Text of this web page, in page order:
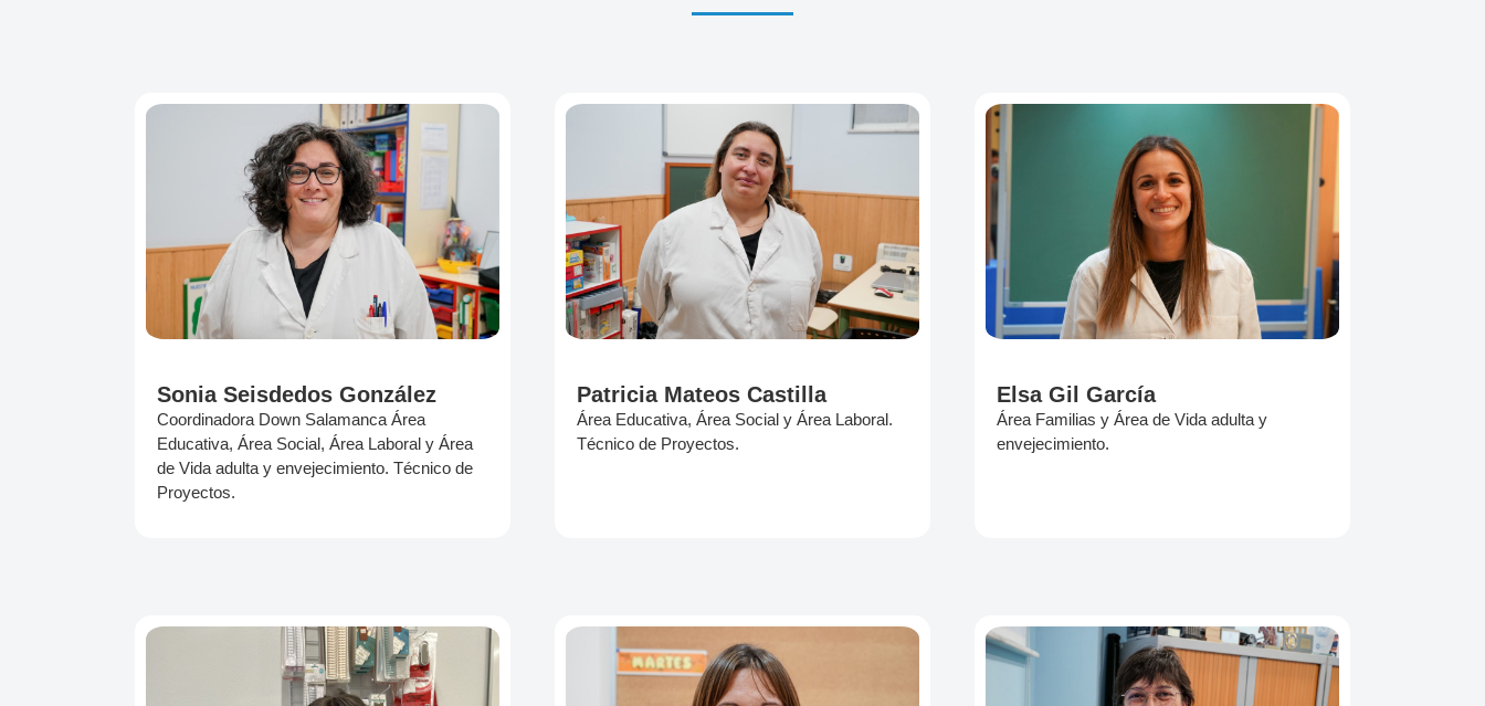
Sonia Seisdedos González
Coordinadora Down Salamanca Área
Educativa, Área Social, Área Laboral y Área
de Vida adulta y envejecimiento. Técnico de
Proyectos.
Patricia Mateos Castilla
Área Educativa, Área Social y Área Laboral.
Técnico de Proyectos.
Elsa Gil García
Área Familias y Área de Vida adulta y
envejecimiento.